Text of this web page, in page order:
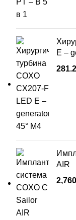
E –
AIR